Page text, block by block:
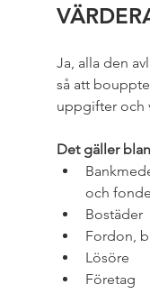
Ja, alla den
så att
uppgifter och
Det gäller
och
Bostäder
Fordon,
Lösöre
Företag